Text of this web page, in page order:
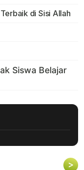
di Sisi Allah
>